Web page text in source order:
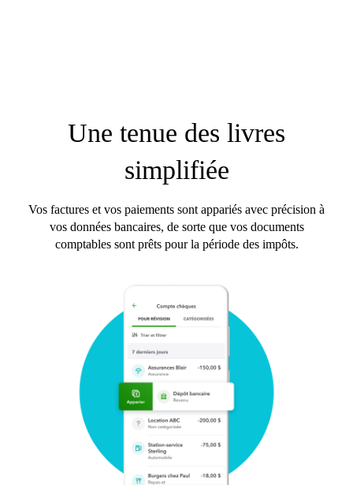
Une tenue des livres
simplifiée
Vos factures et vos paiements sont appariés avec précision à
vos données bancaires, de sorte que vos documents
comptables sont prêts pour la période des impôts.